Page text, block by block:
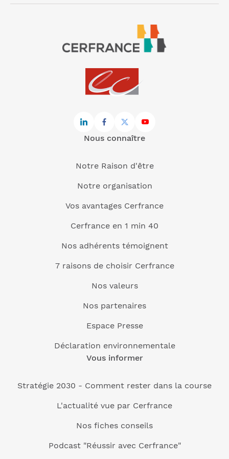
Nous connaître
Notre Raison d'être
Notre organisation
Vos avantages Cerfrance
Cerfrance en 1 min 40
Nos adhérents témoignent
7 raisons de choisir Cerfrance
Nos valeurs
Nos partenaires
Espace Presse
Déclaration environnementale
Vous informer
Stratégie 2030 - Comment rester dans la course
L'actualité vue par Cerfrance
Nos fiches conseils
Podcast "Réussir avec Cerfrance"